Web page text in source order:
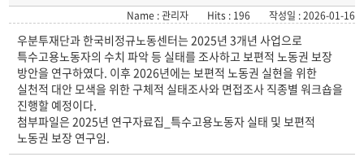
Name : 관리자 Hits : 196 작성일 : 2026-01-16
우분투재단과 한국비정규노동센터는 2025년 3개년 사업으로
특수고용노동자의 수치 파악 등 실태를 조사하고 보편적 노동권 보장
방안을 연구하였다. 이후 2026년에는 보편적 노동권 실현을 위한
실천적 대안 모색을 위한 구체적 실태조사와 면접조사 직종별 워크숍을
진행할 예정이다.
첨부파일은 2025년 연구자료집_특수고용노동자 실태 및 보편적
노동권 보장 연구임.